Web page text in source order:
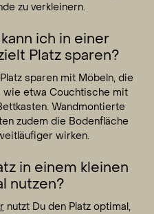
zu verkleinern.
ich in einer
Platz sparen?
sparen mit Möbeln, die
wie etwa Couchtische mit
Wandmontierte
zudem die Bodenfläche
wirken.
in einem kleinen
nutzen?
nutzt Du den Platz optimal,